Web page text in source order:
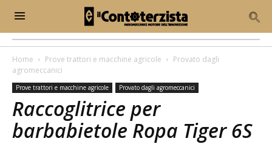
Home Prove trattori e macchine agricole
Provato dagli
agromeccanici
Prove trattori e macchine agricole Provato dagli agromeccanici
Raccoglitrice per
barbabietole Ropa Tiger 6S